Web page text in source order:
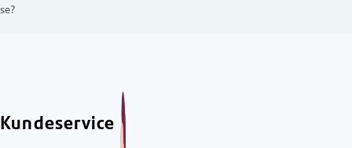
se?
Kundeservice